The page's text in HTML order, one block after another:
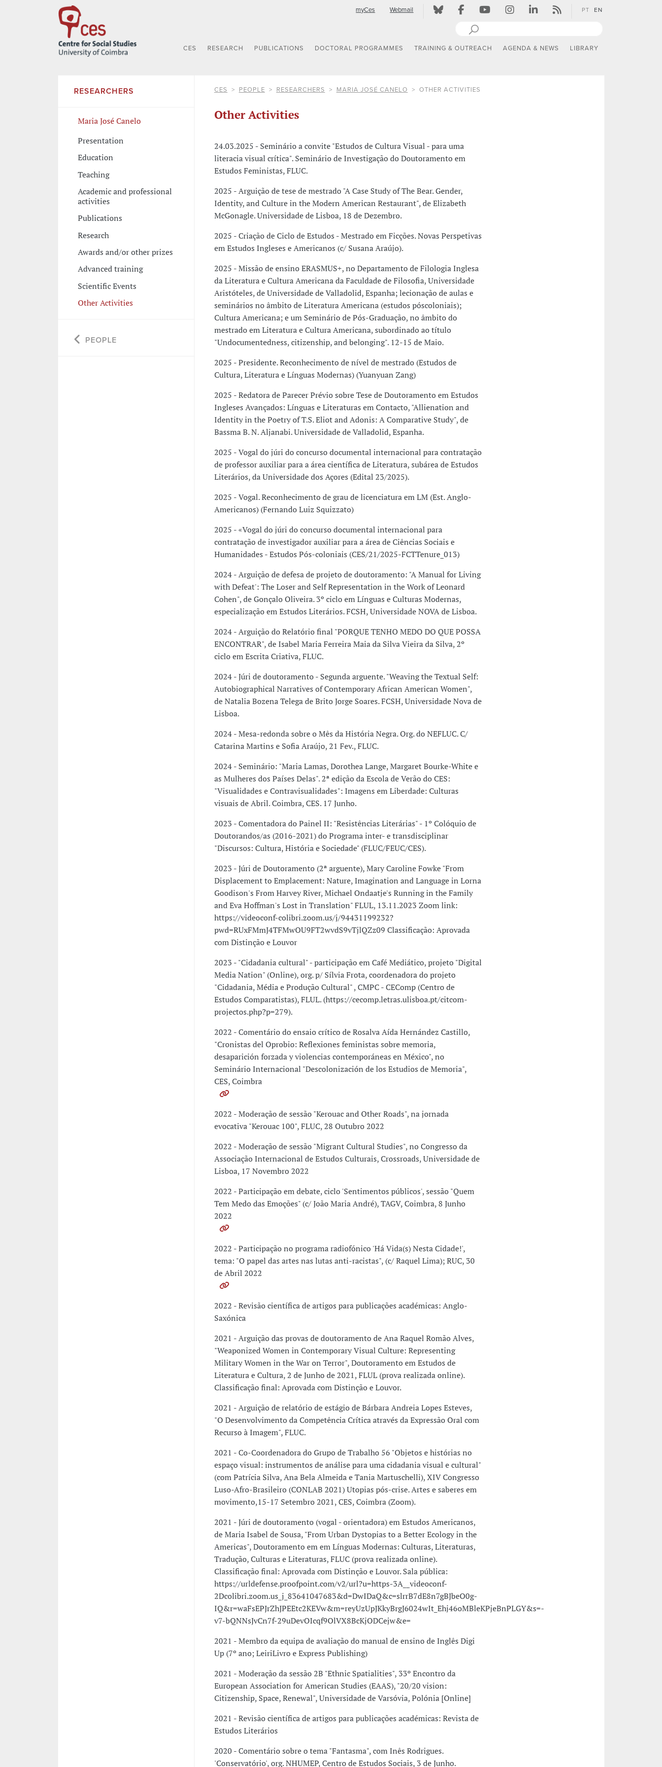
myCes Webmail PT EN
CES RESEARCH PUBLICATIONS DOCTORAL PROGRAMMES TRAINING & OUTREACH AGENDA & NEWS LIBRARY
RESEARCHERS
Maria José Canelo
Presentation
Education
Teaching
Academic and professional
activities
Publications
Research
Awards and/or other prizes
Advanced training
Scientific Events
Other Activities
PEOPLE
CES PEOPLE RESEARCHERS MARIA JOSÉ CANELO OTHER ACTIVITIES
Other Activities
24.03.2025 - Seminário a convite "Estudos de Cultura Visual - para uma
literacia visual crítica". Seminário de Investigação do Doutoramento em
Estudos Feministas, FLUC.
2025 - Arguição de tese de mestrado "A Case Study of The Bear. Gender,
Identity, and Culture in the Modern American Restaurant", de Elizabeth
McGonagle. Universidade de Lisboa, 18 de Dezembro.
2025 - Criação de Ciclo de Estudos - Mestrado em Ficções. Novas Perspetivas
em Estudos Ingleses e Americanos (c/ Susana Araújo).
2025 - Missão de ensino ERASMUS+, no Departamento de Filologia Inglesa
da Literatura e Cultura Americana da Faculdade de Filosofia, Universidade
Aristóteles, de Universidade de Valladolid, Espanha; lecionação de aulas e
seminários no âmbito de Literatura Americana (estudos póscoloniais);
Cultura Americana; e um Seminário de Pós-Graduação, no âmbito do
mestrado em Literatura e Cultura Americana, subordinado ao título
"Undocumentedness, citizenship, and belonging". 12-15 de Maio.
2025 - Presidente. Reconhecimento de nível de mestrado (Estudos de
Cultura, Literatura e Línguas Modernas) (Yuanyuan Zang)
2025 - Redatora de Parecer Prévio sobre Tese de Doutoramento em Estudos
Ingleses Avançados: Línguas e Literaturas em Contacto, "Allienation and
Identity in the Poetry of T.S. Eliot and Adonis: A Comparative Study", de
Bassma B. N. Aljanabi. Universidade de Valladolid, Espanha.
2025 - Vogal do júri do concurso documental internacional para contratação
de professor auxiliar para a área científica de Literatura, subárea de Estudos
Literários, da Universidade dos Açores (Edital 23/2025).
2025 - Vogal. Reconhecimento de grau de licenciatura em LM (Est. Anglo-
Americanos) (Fernando Luiz Squizzato)
2025 - «Vogal do júri do concurso documental internacional para
contratação de investigador auxiliar para a área de Ciências Sociais e
Humanidades - Estudos Pós-coloniais (CES/21/2025-FCTTenure_013)
2024 - Arguição de defesa de projeto de doutoramento: "A Manual for Living
with Defeat': The Loser and Self Representation in the Work of Leonard
Cohen", de Gonçalo Oliveira. 3º ciclo em Línguas e Culturas Modernas,
especialização em Estudos Literários. FCSH, Universidade NOVA de Lisboa.
2024 - Arguição do Relatório final "PORQUE TENHO MEDO DO QUE POSSA
ENCONTRAR", de Isabel Maria Ferreira Maia da Silva Vieira da Silva, 2º
ciclo em Escrita Criativa, FLUC.
2024 - Júri de doutoramento - Segunda arguente. "Weaving the Textual Self:
Autobiographical Narratives of Contemporary African American Women",
de Natalia Bozena Telega de Brito Jorge Soares. FCSH, Universidade Nova de
Lisboa.
2024 - Mesa-redonda sobre o Mês da História Negra. Org. do NEFLUC. C/
Catarina Martins e Sofia Araújo, 21 Fev., FLUC.
2024 - Seminário: "Maria Lamas, Dorothea Lange, Margaret Bourke-White e
as Mulheres dos Países Delas". 2ª edição da Escola de Verão do CES:
"Visualidades e Contravisualidades": Imagens em Liberdade: Culturas
visuais de Abril. Coimbra, CES. 17 Junho.
2023 - Comentadora do Painel II: "Resistências Literárias" - 1º Colóquio de
Doutorandos/as (2016-2021) do Programa inter- e transdisciplinar
"Discursos: Cultura, História e Sociedade" (FLUC/FEUC/CES).
2023 - Júri de Doutoramento (2ª arguente), Mary Caroline Fowke "From
Displacement to Emplacement: Nature, Imagination and Language in Lorna
Goodison's From Harvey River, Michael Ondaatje's Running in the Family
and Eva Hoffman's Lost in Translation" FLUL, 13.11.2023 Zoom link:
https://videoconf-colibri.zoom.us/j/94431199232?
pwd=RUxFMmJ4TFMwOU9FT2wvdS9vTjlQZz09 Classificação: Aprovada
com Distinção e Louvor
2023 - "Cidadania cultural" - participação em Café Mediático, projeto "Digital
Media Nation" (Online), org. p/ Sílvia Frota, coordenadora do projeto
"Cidadania, Média e Produção Cultural" , CMPC - CEComp (Centro de
Estudos Comparatistas), FLUL. (https://cecomp.letras.ulisboa.pt/citcom-
projectos.php?p=279).
2022 - Comentário do ensaio crítico de Rosalva Aída Hernández Castillo,
"Cronistas del Oprobio: Reflexiones feministas sobre memoria,
desaparición forzada y violencias contemporáneas en México", no
Seminário Internacional "Descolonización de los Estudios de Memoria",
CES, Coimbra
2022 - Moderação de sessão "Kerouac and Other Roads", na jornada
evocativa "Kerouac 100", FLUC, 28 Outubro 2022
2022 - Moderação de sessão "Migrant Cultural Studies", no Congresso da
Associação Internacional de Estudos Culturais, Crossroads, Universidade de
Lisboa, 17 Novembro 2022
2022 - Participação em debate, ciclo 'Sentimentos públicos', sessão "Quem
Tem Medo das Emoções" (c/ João Maria André), TAGV, Coimbra, 8 Junho
2022
2022 - Participação no programa radiofónico 'Há Vida(s) Nesta Cidade!',
tema: "O papel das artes nas lutas anti-racistas", (c/ Raquel Lima); RUC, 30
de Abril 2022
2022 - Revisão científica de artigos para publicações académicas: Anglo-
Saxónica
2021 - Arguição das provas de doutoramento de Ana Raquel Romão Alves,
"Weaponized Women in Contemporary Visual Culture: Representing
Military Women in the War on Terror", Doutoramento em Estudos de
Literatura e Cultura, 2 de Junho de 2021, FLUL (prova realizada online).
Classificação final: Aprovada com Distinção e Louvor.
2021 - Arguição de relatório de estágio de Bárbara Andreia Lopes Esteves,
"O Desenvolvimento da Competência Crítica através da Expressão Oral com
Recurso à Imagem", FLUC.
2021 - Co-Coordenadora do Grupo de Trabalho 56 "Objetos e histórias no
espaço visual: instrumentos de análise para uma cidadania visual e cultural"
(com Patrícia Silva, Ana Bela Almeida e Tania Martuschelli), XIV Congresso
Luso-Afro-Brasileiro (CONLAB 2021) Utopias pós-crise. Artes e saberes em
movimento,15-17 Setembro 2021, CES, Coimbra (Zoom).
2021 - Júri de doutoramento (vogal - orientadora) em Estudos Americanos,
de Maria Isabel de Sousa, "From Urban Dystopias to a Better Ecology in the
Americas", Doutoramento em em Línguas Modernas: Culturas, Literaturas,
Tradução, Culturas e Literaturas, FLUC (prova realizada online).
Classificação final: Aprovada com Distinção e Louvor. Sala pública:
https://urldefense.proofpoint.com/v2/url?u=https-3A__videoconf-
2Dcolibri.zoom.us_j_83641047683&d=DwIDaQ&c=slrrB7dE8n7gBJbeO0g-
IQ&r=waFsEPJrZhJPEEtc2KEVw&m=reyUzUpJKkyBrgJ6024wIt_Ehj46oMBleKPjeBnPLGY&s=-
v7-bQNNsJvCn7f-29uDevOIcqf9OlVX8BcKjODCejw&e=
2021 - Membro da equipa de avaliação do manual de ensino de Inglês Digi
Up (7º ano; LeiriLivro e Express Publishing)
2021 - Moderação da sessão 2B "Ethnic Spatialities", 33º Encontro da
European Association for American Studies (EAAS), "20/20 vision:
Citizenship, Space, Renewal", Universidade de Varsóvia, Polónia [Online]
2021 - Revisão científica de artigos para publicações académicas: Revista de
Estudos Literários
2020 - Comentário sobre o tema "Fantasma", com Inês Rodrigues.
'Conservatório', org. NHUMEP, Centro de Estudos Sociais, 3 de Junho.